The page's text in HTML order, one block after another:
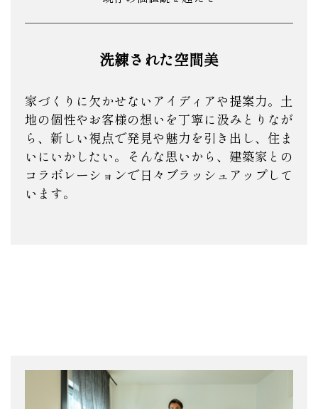
洗練された空間美
家づくりに欠かせないアイディアや提案力。土
地の個性やお客様の想いを丁寧に汲みとりなが
ら、新しい視点で発見や魅力を引き出し、住ま
いにいかしたい。そんな思いから、建築家との
コラボレーションで日々ブラッシュアップして
います。